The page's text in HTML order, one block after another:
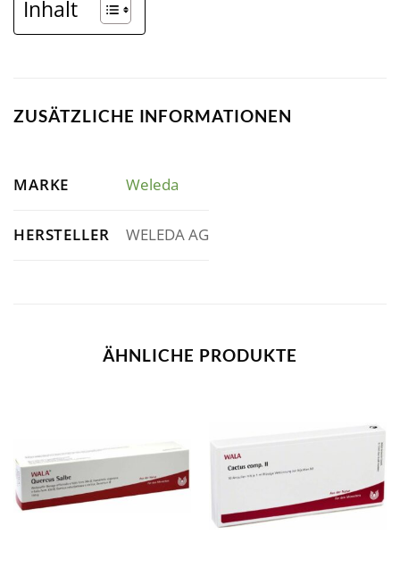
Inhalt
ZUSÄTZLICHE INFORMATIONEN
MARKE Weleda
HERSTELLER WELEDA AG
ÄHNLICHE PRODUKTE